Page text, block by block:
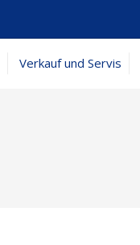
Verkauf und Servis